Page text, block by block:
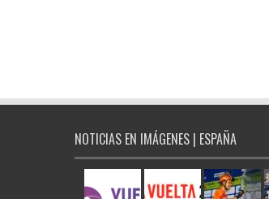
NOTICIAS EN IMÁGENES | ESPAÑA